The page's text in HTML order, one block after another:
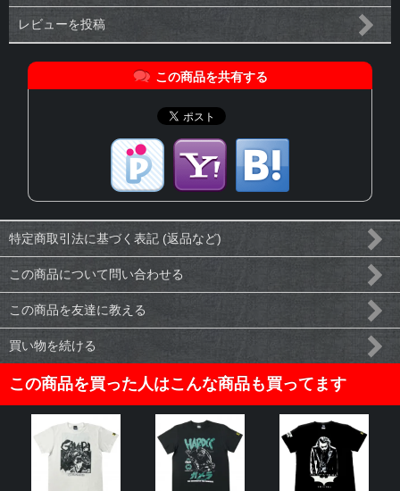
レビューを投稿
この商品を共有する
特定商取引法に基づく表記 (返品など)
この商品について問い合わせる
この商品を友達に教える
買い物を続ける
この商品を買った人はこんな商品も買ってます